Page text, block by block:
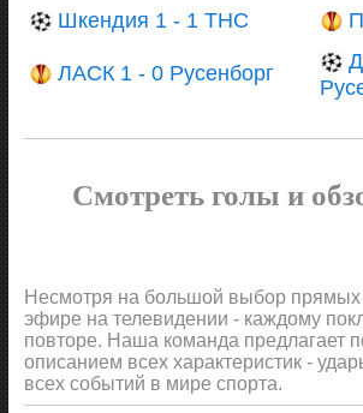
Шкендия 1 - 1 ТНС
ЛАСК 1 - 0 Русенборг
Смотреть голы и
Несмотря на большой выбор прямых
эфире на телевидении - каждому
повторе. Наша команда предлагает
описанием всех характеристик -
всех событий в мире спорта.